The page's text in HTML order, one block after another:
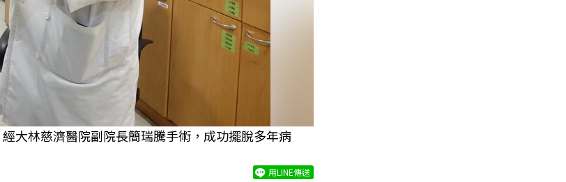
大林慈濟醫院副院長簡瑞騰手術，成功擺脫多年病
用LINE傳送